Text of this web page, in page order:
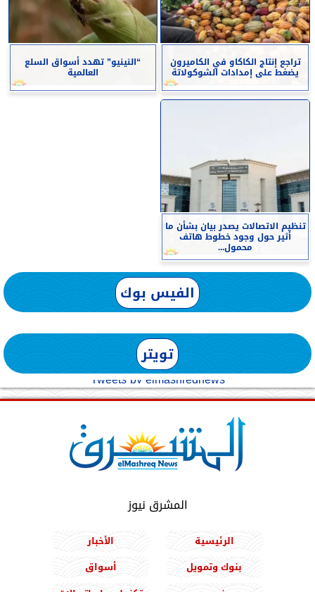
تراجع إنتاج الكاكاو في الكاميرون
يضغط على إمدادات الشوكولاتة
“النينيو” تهدد أسواق السلع
العالمية
تنظيم الاتصالات يصدر بيان بشأن ما
أثير حول وجود خطوط هاتف
محمول...
الفيس بوك
تويتر
Tweets by elmashreqnews
المشرق نيوز
الرئيسية
الأخبار
بنوك وتمويل
أسواق